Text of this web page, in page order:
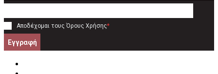
Αποδέχομαι τους Όρους Χρήσης*
Εγγραφή